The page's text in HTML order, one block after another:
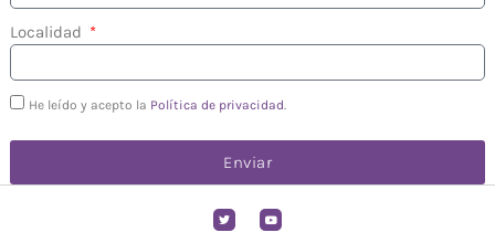
Localidad
He leído y acepto la Política de privacidad.
Enviar
T
w
i
Y
o
u